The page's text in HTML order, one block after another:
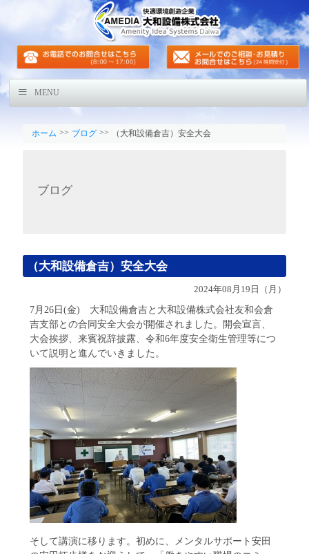
MENU
ホーム >> ブログ >> （大和設備倉吉）安全大会
ブログ
（大和設備倉吉）安全大会
2024年08月19日（月）
7月26日(金) 大和設備倉吉と大和設備株式会社友和会倉
吉支部との合同安全大会が開催されました。開会宣言、
大会挨拶、来賓祝辞披露、令和6年度安全衛生管理等につ
いて説明と進んでいきました。
そして講演に移ります。初めに、メンタルサポート安田